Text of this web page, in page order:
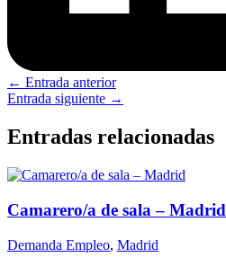
← Entrada anterior
Entrada siguiente →
Entradas relacionadas
Camarero/a de sala – Madrid
Demanda Empleo, Madrid